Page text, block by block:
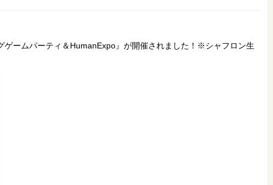
ームパーティ＆HumanExpo』が開催されました！※シャフロン生